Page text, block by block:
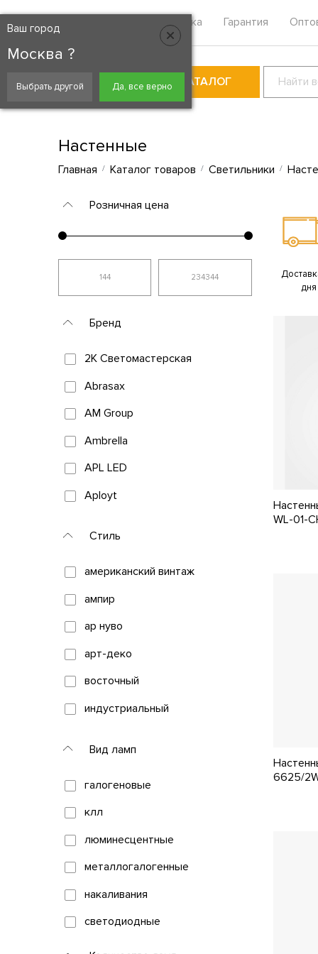
Москва
Ваш город
Москва ?
Выбрать другой Да, все верно
Доставка Гарантия
КАТАЛОГ
Настенные
Главная Каталог товаров Светильники
Розничная цена
Бренд
2К Светомастерская
Abrasax
AM Group
Ambrella
APL LED
Aployt
Arte Lamp
Arte Milano
Artemide
Arti Lampadari
Bejorama
Belfast
Стиль
американский винтаж
ампир
ар нуво
арт-деко
восточный
индустриальный
лофт
минимализм
модерн
морской
прованс
ретро
Вид ламп
галогеновые
клл
люминесцентные
металлогалогенные
накаливания
светодиодные
дня
WL-01-
6625/